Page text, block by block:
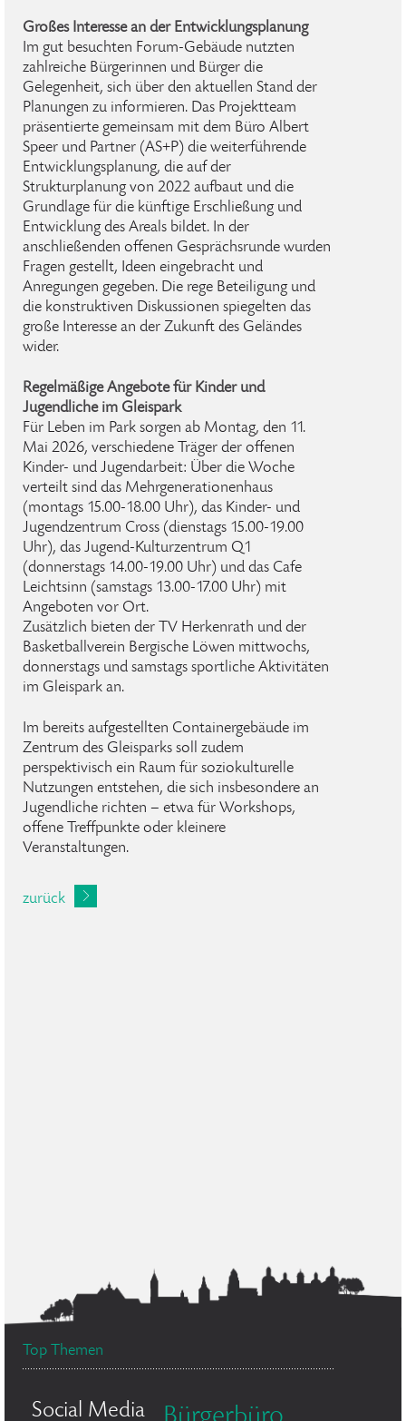
Großes Interesse an der Entwicklungsplanung
Im gut besuchten Forum-Gebäude nutzten
zahlreiche Bürgerinnen und Bürger die
Gelegenheit, sich über den aktuellen Stand der
Planungen zu informieren. Das Projektteam
präsentierte gemeinsam mit dem Büro Albert
Speer und Partner (AS+P) die weiterführende
Entwicklungsplanung, die auf der
Strukturplanung von 2022 aufbaut und die
Grundlage für die künftige Erschließung und
Entwicklung des Areals bildet. In der
anschließenden offenen Gesprächsrunde wurden
Fragen gestellt, Ideen eingebracht und
Anregungen gegeben. Die rege Beteiligung und
die konstruktiven Diskussionen spiegelten das
große Interesse an der Zukunft des Geländes
wider.
Regelmäßige Angebote für Kinder und
Jugendliche im Gleispark
Für Leben im Park sorgen ab Montag, den 11.
Mai 2026, verschiedene Träger der offenen
Kinder- und Jugendarbeit: Über die Woche
verteilt sind das Mehrgenerationenhaus
(montags 15.00-18.00 Uhr), das Kinder- und
Jugendzentrum Cross (dienstags 15.00-19.00
Uhr), das Jugend-Kulturzentrum Q1
(donnerstags 14.00-19.00 Uhr) und das Cafe
Leichtsinn (samstags 13.00-17.00 Uhr) mit
Angeboten vor Ort.
Zusätzlich bieten der TV Herkenrath und der
Basketballverein Bergische Löwen mittwochs,
donnerstags und samstags sportliche Aktivitäten
im Gleispark an.
Im bereits aufgestellten Containergebäude im
Zentrum des Gleisparks soll zudem
perspektivisch ein Raum für soziokulturelle
Nutzungen entstehen, die sich insbesondere an
Jugendliche richten – etwa für Workshops,
offene Treffpunkte oder kleinere
Veranstaltungen.
zurück
Top Themen
Social Media